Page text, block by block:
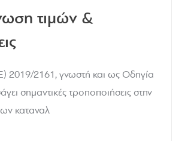
τιμών &
2019/2161, γνωστή και ως Οδηγία
σημαντικές τροποποιήσεις στην
καταναλ